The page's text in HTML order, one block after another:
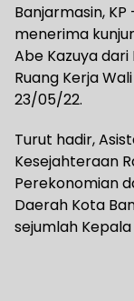
Banjarmasin, KP
menerima
Abe Kazuya dari
Ruang Kerja
23/05/22.
Turut hadir,
Kesejahteraan
Perekonomian
Daerah Kota
sejumlah